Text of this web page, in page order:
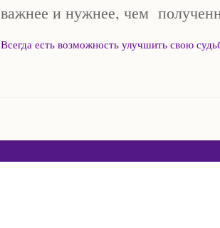
важнее и нужнее, чем
Всегда есть возможность улучшить свою